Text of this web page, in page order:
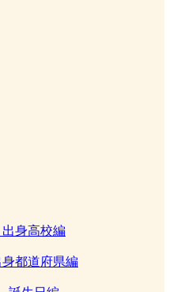
身高校編
都道府県編